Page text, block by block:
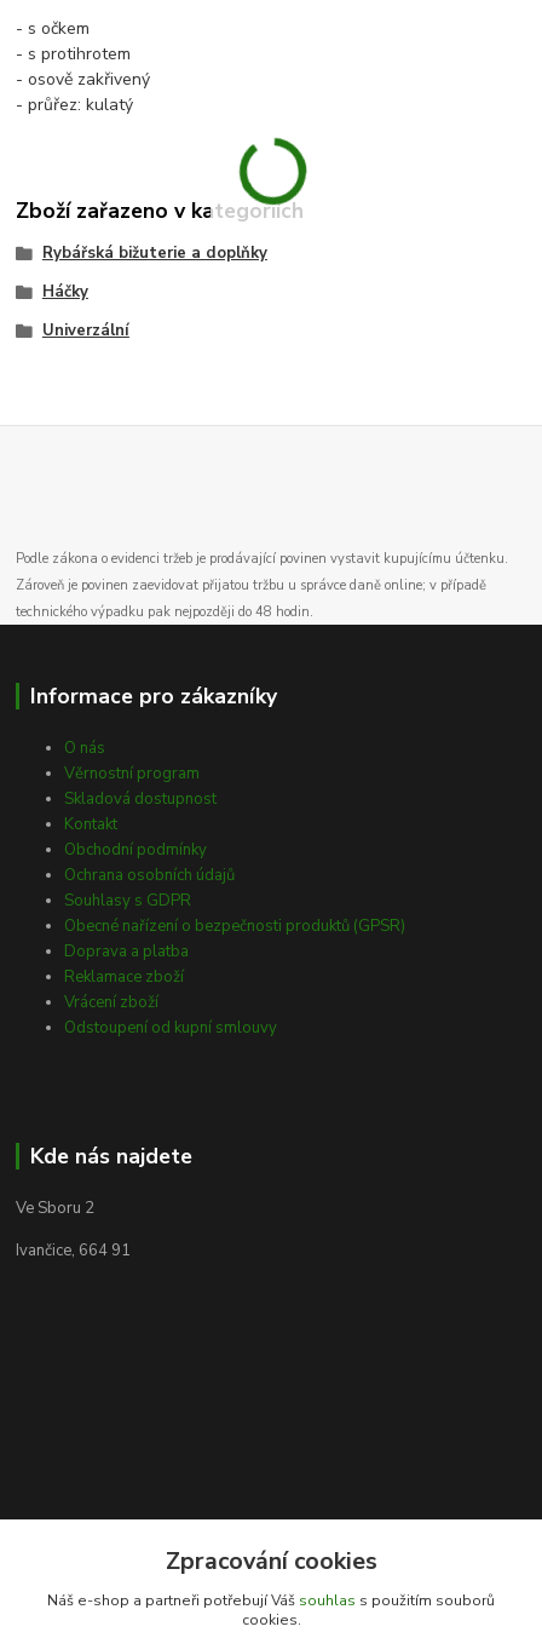
- s očkem
- s protihrotem
- osově zakřivený
- průřez: kulatý
Zboží zařazeno v kategoriích
Rybářská bižuterie a doplňky
Háčky
Univerzální
Podle zákona o evidenci tržeb je prodávající povinen vystavit kupujícímu účtenku.
Zároveň je povinen zaevidovat přijatou tržbu u správce daně online; v případě
technického výpadku pak nejpozději do 48 hodin.
Informace pro zákazníky
O nás
Věrnostní program
Skladová dostupnost
Kontakt
Obchodní podmínky
Ochrana osobních údajů
Souhlasy s GDPR
Obecné nařízení o bezpečnosti produktů (GPSR)
Doprava a platba
Reklamace zboží
Vrácení zboží
Odstoupení od kupní smlouvy
Kde nás najdete
Ve Sboru 2
Ivančice, 664 91
Kontakty
Zpracování cookies
Náš e-shop a partneři potřebují Váš souhlas s použitím souborů
cookies.